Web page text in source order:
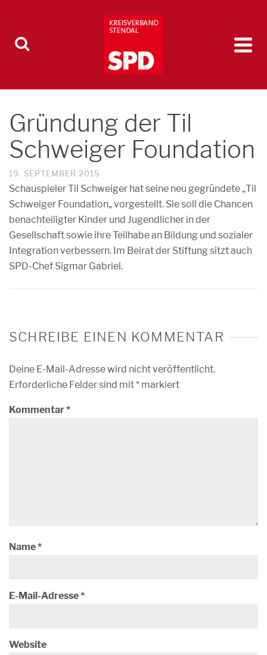
Gründung der Til
Schweiger Foundation
19. SEPTEMBER 2015
Schauspieler Til Schweiger hat seine neu gegründete „Til
Schweiger Foundation„ vorgestellt. Sie soll die Chancen
benachteiligter Kinder und Jugendlicher in der
Gesellschaft sowie ihre Teilhabe an Bildung und sozialer
Integration verbessern. Im Beirat der Stiftung sitzt auch
SPD-Chef Sigmar Gabriel.
SCHREIBE EINEN KOMMENTAR
Deine E-Mail-Adresse wird nicht veröffentlicht.
Erforderliche Felder sind mit* markiert
Kommentar*
Name*
E-Mail-Adresse*
Website